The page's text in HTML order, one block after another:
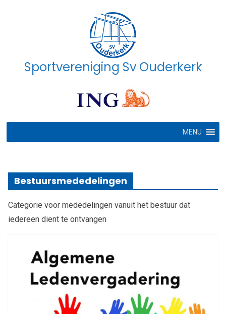
Sportvereniging Sv Ouderkerk
MENU
Bestuursmededelingen
Categorie voor mededelingen vanuit het bestuur dat
iedereen dient te ontvangen